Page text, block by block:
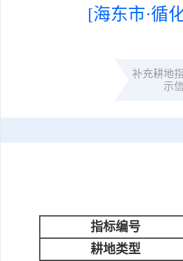
[海东市·循
补充耕地
示
指标编号
耕地类型